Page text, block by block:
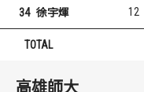
34 徐宇煇 12
TOTAL
高雄師大